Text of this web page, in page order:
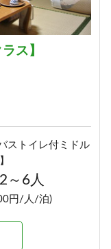
ス】
トイレ付ミドル
～6人
円/人/泊)